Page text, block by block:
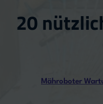
20
Mähroboter